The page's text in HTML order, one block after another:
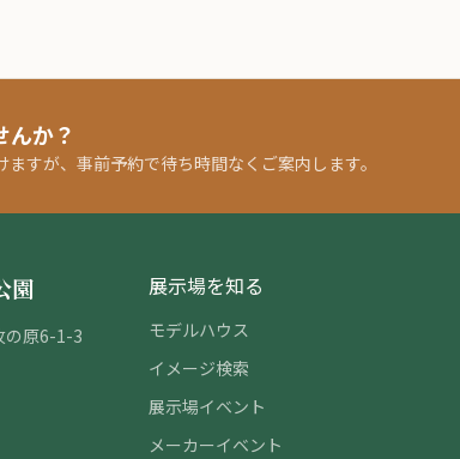
んか？
すが、事前予約で待ち時間なくご案内します。
園
の原6-1-3
展示場を知る
モデルハウス
イメージ検索
展示場イベント
メーカーイベント